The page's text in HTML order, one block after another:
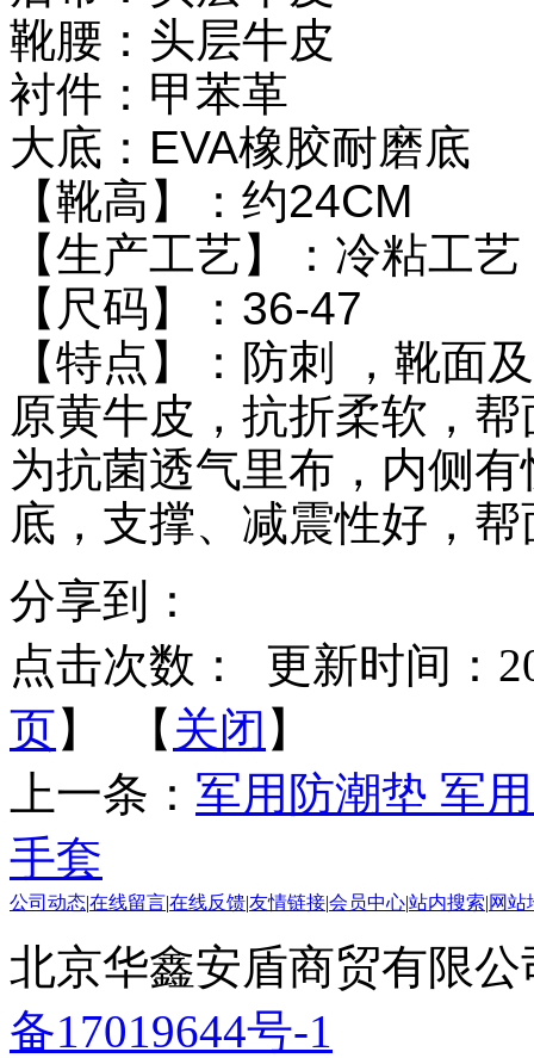
靴腰：头层牛皮
衬件：甲苯革
大底：EVA橡胶耐磨底
【靴高】：约24CM
【生产工艺】：冷粘工艺
【尺码】：36-47
【特点】：防刺 ，靴面
原黄牛皮，抗折柔软，
为抗菌透气里布，内侧
底，支撑、减震性好，
分享到：
点击次数：
更新时间：
页】 【 关闭 】
上一条： 军用防潮垫 军
手套
公司动态|在线留言|在线反馈|友情链接|会员中心|站内搜索|网站
北京华鑫安盾商贸有限
备17019644号-1